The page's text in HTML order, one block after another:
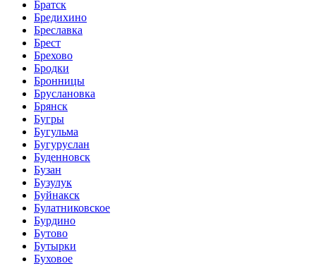
Братск
Бредихино
Бреславка
Брест
Брехово
Бродки
Бронницы
Бруслановка
Брянск
Бугры
Бугульма
Бугуруслан
Буденновск
Бузан
Бузулук
Буйнакск
Булатниковское
Бурдино
Бутово
Бутырки
Буховое